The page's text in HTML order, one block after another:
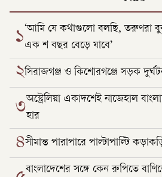
১‘আমি যে কথাগুলো বলছি, তরুণরা
এক শ বছর বেড়ে যাবে’
২সিরাজগঞ্জ ও কিশোরগঞ্জে সড়ক
৩অস্ট্রেলিয়া একাদশেই নাজেহাল
হার
৪সীমান্ত পারাপারে পাল্টাপাল্টি
বাংলাদেশের সঙ্গে কেন রুপিতে